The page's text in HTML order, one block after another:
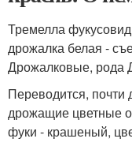
Тремелла
дрожалка белая -
Дрожалковые, рода
Переводится, почти
дрожащие цветные
фуки - крашеный,